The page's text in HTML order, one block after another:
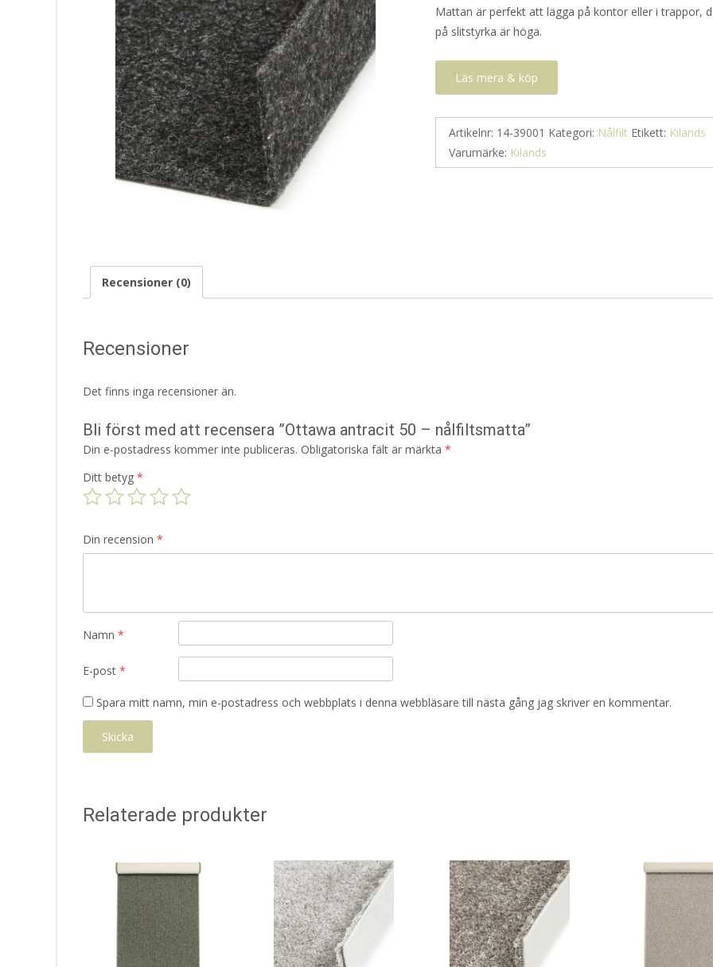
Mattan är perfekt att lägga på kontor eller i trappor,
på slitstyrka är höga.
Läs mera & köp
Artikelnr: 14-39001 Kategori: Nålfilt Etikett: Kilands
Varumärke: Kilands
Recensioner (0)
Recensioner
Det finns inga recensioner än.
Bli först med att recensera ”Ottawa antracit 50 – nålfiltsmatta”
Din e-postadress kommer inte publiceras. Obligatoriska fält är märkta *
Ditt betyg *
Din recension *
Namn *
E-post *
Spara mitt namn, min e-postadress och webbplats i denna webbläsare till nästa gång jag skriver en kommentar.
Relaterade produkter